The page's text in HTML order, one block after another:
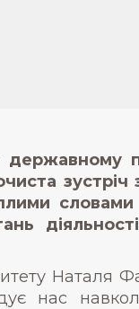
словами
нас